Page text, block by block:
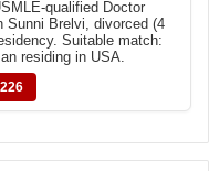
qualified Doctor
Sunni Brelvi, divorced (4
Suitable match:
residing in USA.